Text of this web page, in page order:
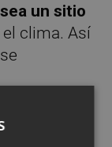
un sitio
clima. Así